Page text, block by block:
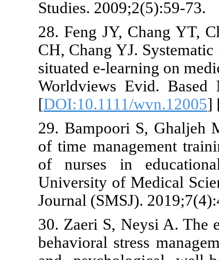
Studies.
28. Feng
CH, Chang
situated
Worldviews
[
29.
of time
of nurses
University of
Journal
30. Zaeri S,
behavioral